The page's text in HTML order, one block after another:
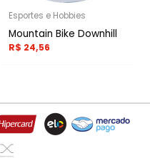
Esportes e Hobbies
Mountain Bike Downhill
R$ 24,56